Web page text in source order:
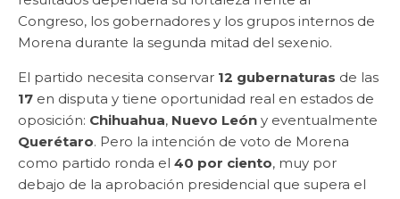
Congreso, los gobernadores y los grupos internos de
Morena durante la segunda mitad del sexenio.
El partido necesita conservar 12 gubernaturas de las
17 en disputa y tiene oportunidad real en estados de
oposición: Chihuahua, Nuevo León y eventualmente
Querétaro. Pero la intención de voto de Morena
como partido ronda el 40 por ciento, muy por
debajo de la aprobación presidencial que supera el